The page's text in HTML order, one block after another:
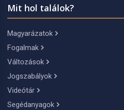
Mit hol találok?
Magyarázatok
Fogalmak
Változások
Jogszabályok
Videótár
Segédanyagok